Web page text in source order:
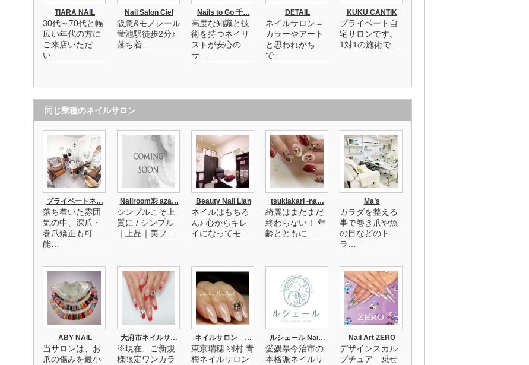
TIARA NAIL
30代～70代と幅
広い年代の方に
ご来店いただ
い…
Nail Salon Ciel
阪急&モノレール
蛍池駅徒歩2分♪
落ち着…
Nails to Go 千…
高度な知識と技
術を持つネイリ
ストが安心の
サ…
DETAIL
ネイルサロン＝
カラーやアート
と思われがち
で…
KUKU CANTIK
プライベート自
宅サロンです。
1対1の施術で…
同じ業種のネイルサロン
プライベートネ…
落ち着いた雰囲
気の中、深爪・
巻爪矯正も可
能…
Nailroom彩 aza…
シンプルこそ上
質に / シンプル
｜上品｜美フ…
Beauty Nail Lian
ネイルはもちろ
ん♪ 心からキレ
イになってモ…
tsukiakari -na…
綺麗はまだまだ
終わらない！ 年
齢とともに…
Ma’s
カラダを整える
事で巻き爪や魚
の目などのト
ラ…
ABY NAIL
当サロンは、お
爪の傷みを最小
大府市ネイルサ…
※現在、ご新規
様限定ワンカラ
ネイルサロン …
東京瑞穂 羽村 青
梅ネイルサロン
ルシェール Nai…
愛媛県今治市の
本格派ネイルサ
Nail Art ZERO
デザインスカル
プチュア 乗せ